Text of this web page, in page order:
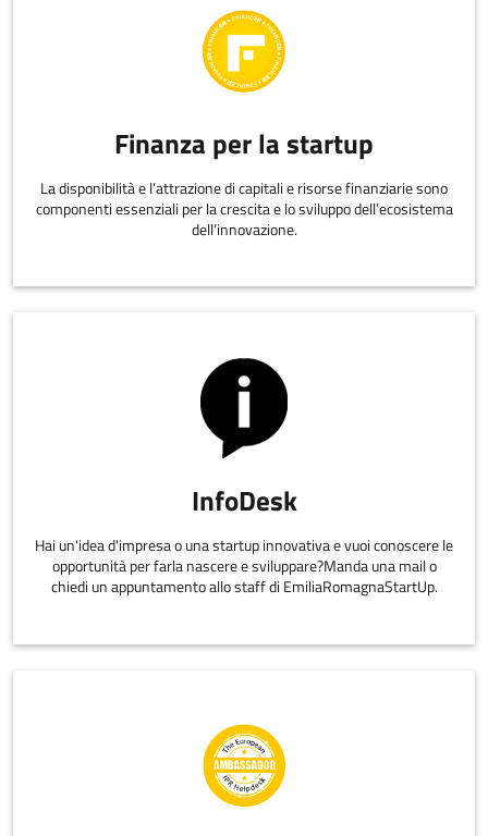
Finanza per la startup
La disponibilità e l’attrazione di capitali e risorse finanziarie sono
componenti essenziali per la crescita e lo sviluppo dell’ecosistema
dell’innovazione.
InfoDesk
Hai un'idea d'impresa o una startup innovativa e vuoi conoscere le
opportunità per farla nascere e sviluppare?Manda una mail o
chiedi un appuntamento allo staff di EmiliaRomagnaStartUp.